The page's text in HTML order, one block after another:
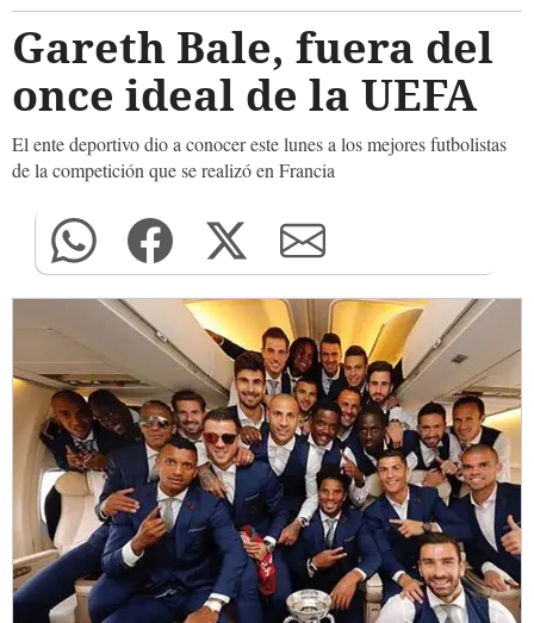
Gareth Bale, fuera del
once ideal de la UEFA
El ente deportivo dio a conocer este lunes a los mejores futbolistas
de la competición que se realizó en Francia